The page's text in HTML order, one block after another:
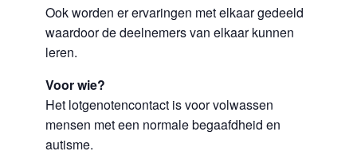
Ook worden er ervaringen met elkaar gedeeld
waardoor de deelnemers van elkaar kunnen
leren.
Voor wie?
Het lotgenotencontact is voor volwassen
mensen met een normale begaafdheid en
autisme.